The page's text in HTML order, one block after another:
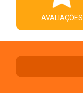
AVALIAÇÕES